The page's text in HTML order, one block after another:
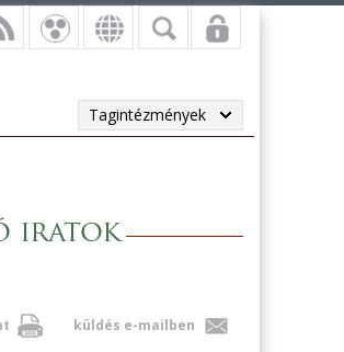
Tagintézmények
iratok
küldés e-mailben